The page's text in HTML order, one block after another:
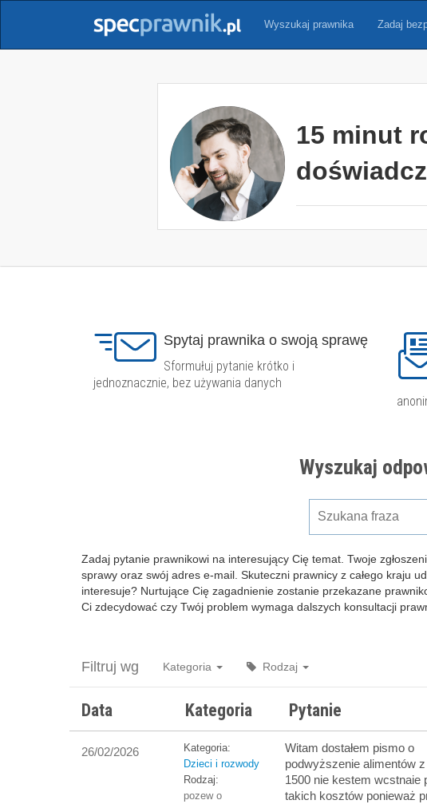
Wyszukaj prawnika Zadaj
15 minut
Spytaj prawnika o swoją sprawę
Sformułuj pytanie krótko i
jednoznacznie, bez używania danych
Wyszukaj
Zadaj pytanie prawnikowi na interesujący Cię temat. Twoje
sprawy oraz swój adres e-mail. Skuteczni prawnicy z całego kraju
interesuje? Nurtujące Cię zagadnienie zostanie przekazane
Ci zdecydować czy Twój problem wymaga dalszych konsultacji
Filtruj wg Kategoria Rodzaj
Data Kategoria Pytanie
26/02/2026
Kategoria:
Dzieci i rozwody
Rodzaj:
pozew o
Witam dostałem pismo o
podwyższenie alimentów
1500 nie kestem wcstnaie
takich kosztów ponieważ